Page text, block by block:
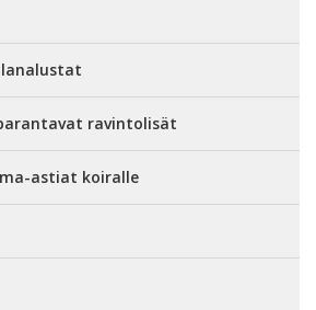
ravintolisät
astiat koiralle